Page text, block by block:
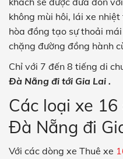
không mùi hôi, lái xe
hòa đồng tạo sự thoải
chặng đường đồng hành
Chỉ với 7 đến 8 tiếng di
Đà Nẵng đi tới Gia Lai .
Các loại xe
Đà Nẵng đi
Với các dòng xe Thuê xe